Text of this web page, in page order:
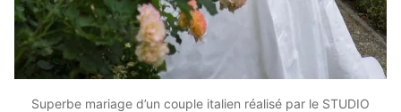
Superbe mariage d’un couple italien réalisé par le STUDIO